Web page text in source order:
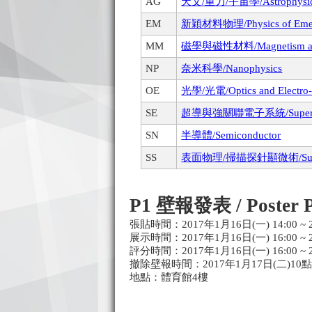
EM
新穎材料物理/Physics of
MM
磁學與磁性材料/Magnetism
NP
奈米科學/Nanophysics
OE
光學/光電/Optics and
SE
超導與強關聯電子系統/
SN
半導體/Semiconductor
SS
表面物理/掃描探針顯微術/
P1 壁報發表 / Poster
張貼時間：2017年1月16日(一) 14:00 ~
展示時間：2017年1月16日(一) 16:00 ~
評分時間：2017年1月16日(一) 16:00 ~
撤除壁報時間：2017年1月17日(二)10
地點：體育館4樓